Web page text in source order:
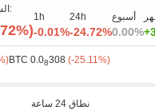
Agro Glory Time AGTI السعر:
1h
-0.01%
24h
-24.72%
أسبوع
0.00%
BTC 0.08308 (-25.11%)
نطاق 24 ساعة